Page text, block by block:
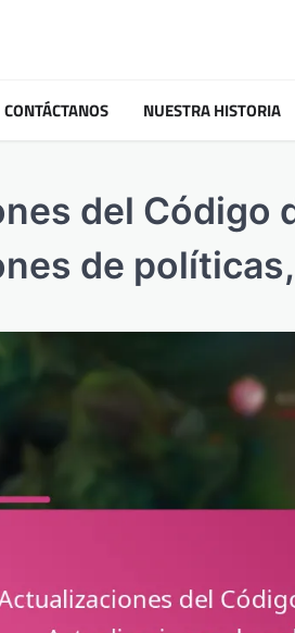
CONTÁCTANOS NUESTRA HISTORIA
del Código
de